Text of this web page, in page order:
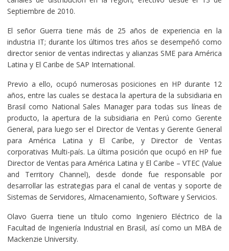
Septiembre de 2010.
El señor Guerra tiene más de 25 años de experiencia en la
industria IT; durante los últimos tres años se desempeñó como
director senior de ventas indirectas y alianzas SME para América
Latina y El Caribe de SAP International.
Previo a ello, ocupó numerosas posiciones en HP durante 12
años, entre las cuales se destaca la apertura de la subsidiaria en
Brasil como National Sales Manager para todas sus líneas de
producto, la apertura de la subsidiaria en Perú como Gerente
General, para luego ser el Director de Ventas y Gerente General
para América Latina y El Caribe, y Director de Ventas
corporativas Multi-país. La última posición que ocupó en HP fue
Director de Ventas para América Latina y El Caribe – VTEC (Value
and Territory Channel), desde donde fue responsable por
desarrollar las estrategias para el canal de ventas y soporte de
Sistemas de Servidores, Almacenamiento, Software y Servicios.
Olavo Guerra tiene un título como Ingeniero Eléctrico de la
Facultad de Ingeniería Industrial en Brasil, así como un MBA de
Mackenzie University.